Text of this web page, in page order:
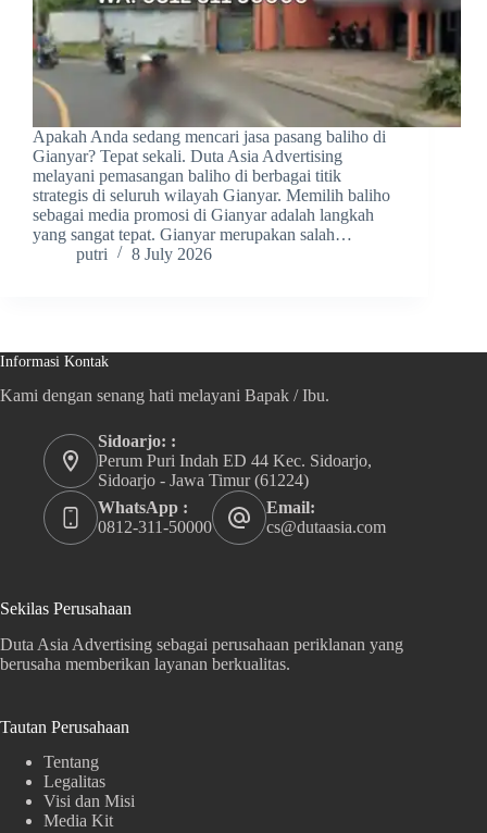
Apakah Anda sedang mencari jasa pasang baliho di
Gianyar? Tepat sekali. Duta Asia Advertising
melayani pemasangan baliho di berbagai titik
strategis di seluruh wilayah Gianyar. Memilih baliho
sebagai media promosi di Gianyar adalah langkah
yang sangat tepat. Gianyar merupakan salah…
putri
8 July 2026
Informasi Kontak
Kami dengan senang hati melayani Bapak / Ibu.
Sidoarjo: :
Perum Puri Indah ED 44 Kec. Sidoarjo,
Sidoarjo - Jawa Timur (61224)
WhatsApp :
0812-311-50000
Email:
cs@dutaasia.com
Sekilas Perusahaan
Duta Asia Advertising sebagai perusahaan periklanan yang
berusaha memberikan layanan berkualitas.
Tautan Perusahaan
Tentang
Legalitas
Visi dan Misi
Media Kit